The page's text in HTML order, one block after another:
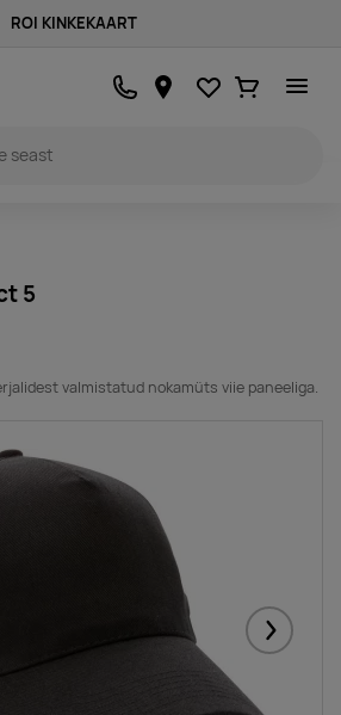
ROI KINKEKAART
Lemmikud
Ostukorv
5
valmistatud nokamüts viie paneeliga.